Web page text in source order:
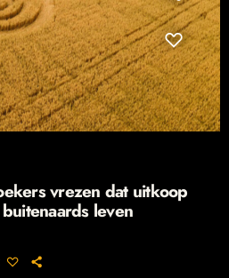
vrezen dat uitkoop
leven